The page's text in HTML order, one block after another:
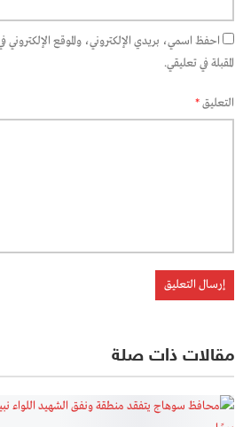
احفظ اسمي، بريدي الإلكتروني، والموقع الإلكتروني
المقبلة في تعليقي.
التعليق*
مقالات ذات صلة